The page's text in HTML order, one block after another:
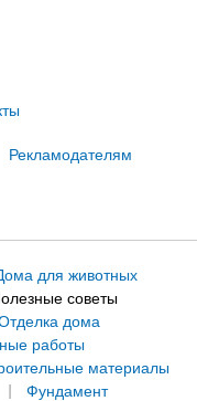
Рекламодателям
для животных
советы
дома
работы
материалы
Фундамент